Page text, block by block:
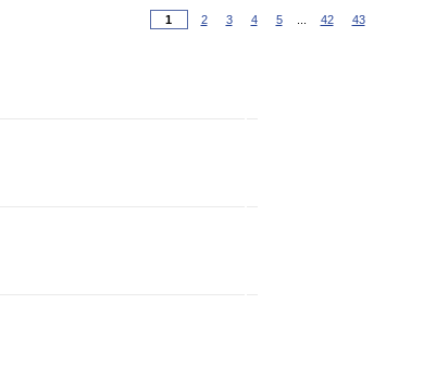
2 3 4 5 42 43